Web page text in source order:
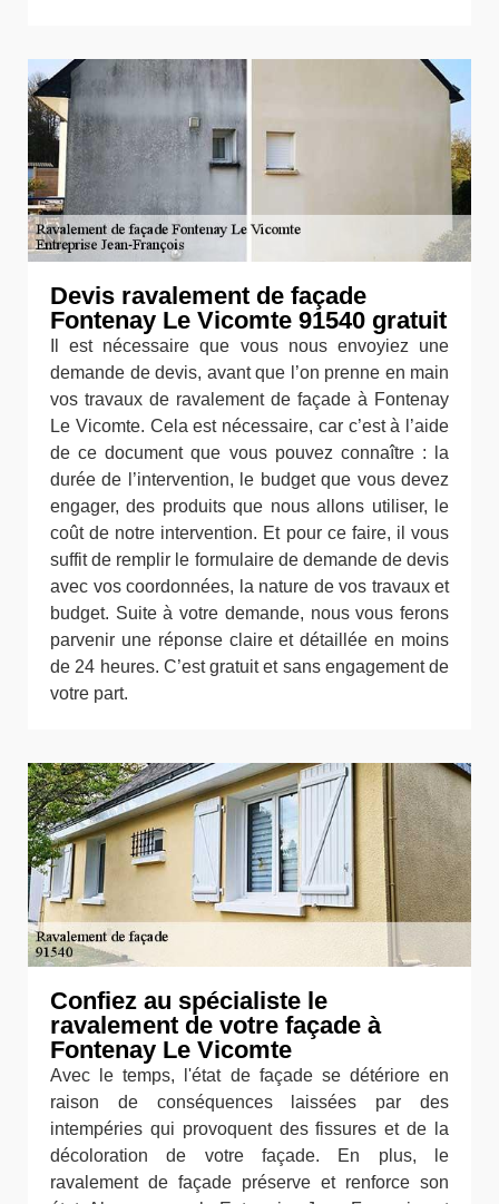
Devis ravalement de façade
Fontenay Le Vicomte 91540 gratuit
Il est nécessaire que vous nous envoyiez une
demande de devis, avant que l’on prenne en main
vos travaux de ravalement de façade à Fontenay
Le Vicomte. Cela est nécessaire, car c’est à l’aide
de ce document que vous pouvez connaître : la
durée de l’intervention, le budget que vous devez
engager, des produits que nous allons utiliser, le
coût de notre intervention. Et pour ce faire, il vous
suffit de remplir le formulaire de demande de devis
avec vos coordonnées, la nature de vos travaux et
budget. Suite à votre demande, nous vous ferons
parvenir une réponse claire et détaillée en moins
de 24 heures. C’est gratuit et sans engagement de
votre part.
Confiez au spécialiste le
ravalement de votre façade à
Fontenay Le Vicomte
Avec le temps, l'état de façade se détériore en
raison de conséquences laissées par des
intempéries qui provoquent des fissures et de la
décoloration de votre façade. En plus, le
ravalement de façade préserve et renforce son